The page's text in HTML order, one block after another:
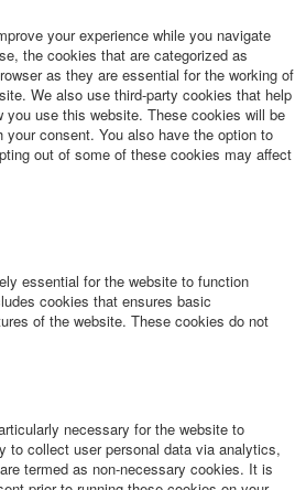
your experience while you navigate
the cookies that are categorized as
as they are essential for the working of
We also use third-party cookies that help
you use this website. These cookies will be
consent. You also have the option to
out of some of these cookies may affect
essential for the website to function
cookies that ensures basic
of the website. These cookies do not
necessary for the website to
to collect user personal data via analytics,
termed as non-necessary cookies. It is